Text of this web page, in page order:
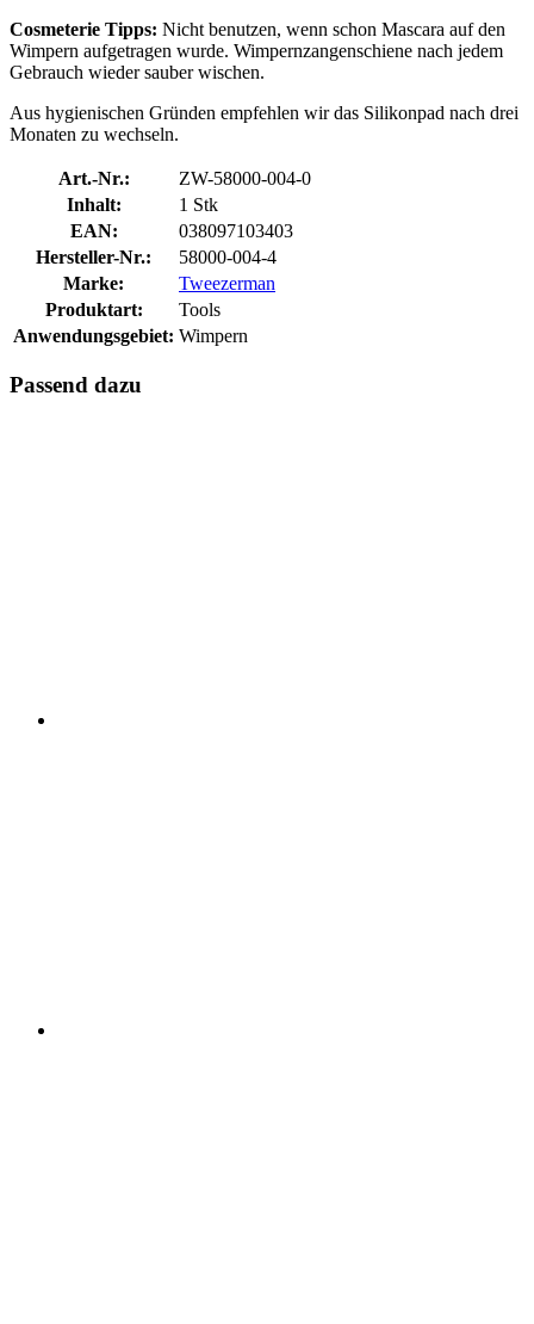
Cosmeterie Tipps: Nicht benutzen, wenn schon Mascara auf den
Wimpern aufgetragen wurde. Wimpernzangenschiene nach jedem
Gebrauch wieder sauber wischen.
Aus hygienischen Gründen empfehlen wir das Silikonpad nach drei
Monaten zu wechseln.
Art.-Nr.:
ZW-58000-004-0
Inhalt:
1 Stk
EAN:
038097103403
Hersteller-Nr.:
58000-004-4
Marke:
Tweezerman
Produktart:
Tools
Anwendungsgebiet: Wimpern
Passend dazu